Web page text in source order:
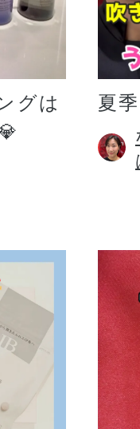
グは
夏